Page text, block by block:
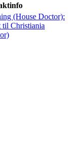
(House Doctor):
til Christiania